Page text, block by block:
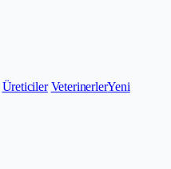
Üreticiler VeterinerlerYeni